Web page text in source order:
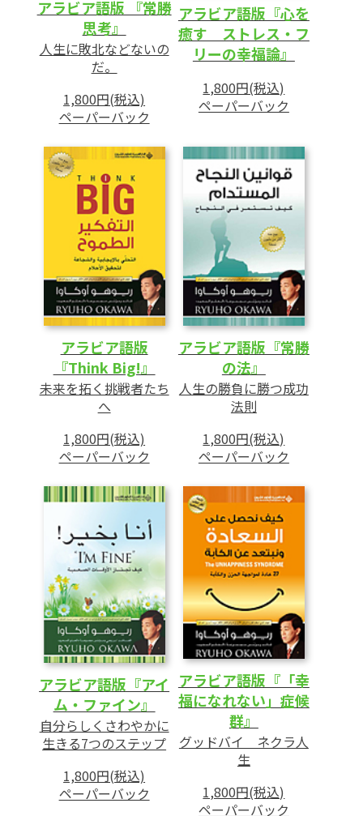
アラビア語版 『常勝
思考』
人生に敗北などないの
だ。
1,800円(税込)
ペーパーバック
アラビア語版『心を
癒す ストレス・フ
リーの幸福論』
1,800円(税込)
ペーパーバック
アラビア語版
『Think Big!』
未来を拓く挑戦者たち
へ
1,800円(税込)
ペーパーバック
アラビア語版『常勝
の法』
人生の勝負に勝つ成功
法則
1,800円(税込)
ペーパーバック
アラビア語版『アイ
ム・ファイン』
自分らしくさわやかに
生きる7つのステップ
1,800円(税込)
ペーパーバック
アラビア語版『「幸
福になれない」症候
群』
グッドバイ ネクラ人
生
1,800円(税込)
ペーパーバック